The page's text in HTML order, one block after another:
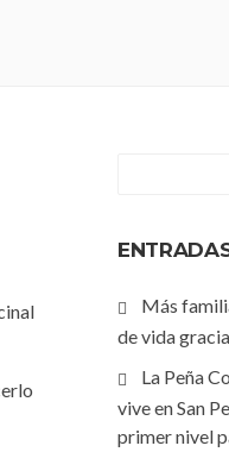
Más
de vida
La Peña
vive en San
primer nivel